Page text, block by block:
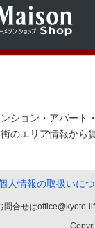
ション・アパート
のエリア情報から
人情報の取扱いに
問合せは